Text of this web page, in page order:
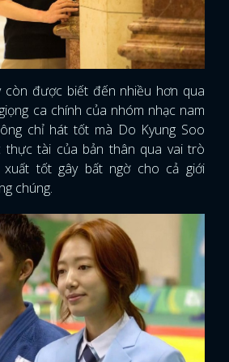
còn được biết đến nhiều hơn qua
ca chính của nhóm nhạc nam
chỉ hát tốt mà Do Kyung Soo
tài của bản thân qua vai trò
xuất tốt gây bất ngờ cho cả giới
chúng.